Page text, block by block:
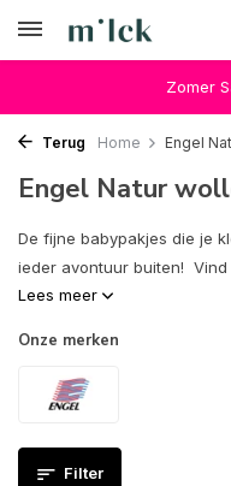
Zomer
Terug Home Engel
Engel Natur
De fijne babypakjes die je
ieder avontuur buiten! Vind
Lees meer
Onze merken
Filter